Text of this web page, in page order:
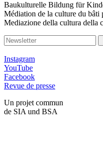
Baukulturelle Bildung für
Médiation de la culture du bâti
Mediazione della cultura della
Instagram
YouTube
Facebook
Revue de presse
Un projet commun
de SIA und BSA